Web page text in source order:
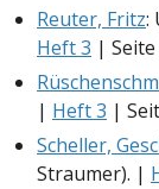
Reuter, Fritz:
Heft 3 | Seite
| Heft 3 |
Scheller,
Straumer). |